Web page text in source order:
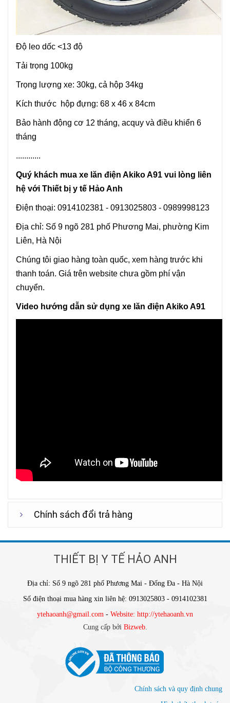
Độ leo dốc <13 độ
Tải trọng 100kg
Trọng lượng xe: 30kg, cả hộp 34kg
Kích thước hộp đựng: 68 x 46 x 84cm
Bảo hành động cơ 12 tháng, acquy và điều khiển 6
tháng
............
Quý khách mua xe lăn điện Akiko A91 vui lòng liên
hệ với Thiết bị y tế Hảo Anh
Điện thoại: 0914102381 - 0913025803 - 0989998123
Địa chỉ: Số 9 ngõ 281 phố Phương Mai, phường Kim
Liên, Hà Nội
Chúng tôi giao hàng toàn quốc, xem hàng trước khi
thanh toán. Giá trên website chưa gồm phí vận
chuyển.
Video hướng dẫn sử dụng xe lăn điện Akiko A91
Chính sách đổi trả hàng
THIẾT BỊ Y TẾ HẢO ANH
Địa chỉ: Số 9 ngõ 281 phố Phương Mai - Đống Đa - Hà Nội
Số điện thoại mua hàng xin liên hệ: 0913025803 - 0914102381
ytehaoanh@gmail.com - Website: http://ytehaoanh.vn
Cung cấp bởi Bizweb.
Chính sách và quy định chung